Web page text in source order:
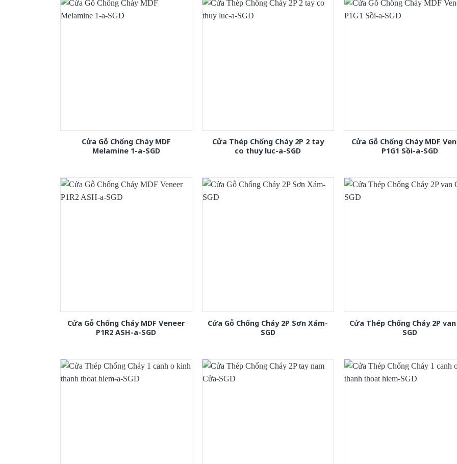
Cửa Gỗ Chống Cháy MDF
Melamine 1-a-SGD
Cửa Thép Chống Cháy 2P 2 tay
co thuy luc-a-SGD
Cửa Gỗ Chống Cháy MDF
P1G1 Sồi-a-SGD
Cửa Gỗ Chống Cháy MDF Veneer
P1R2 ASH-a-SGD
Cửa Gỗ Chống Cháy 2P Sơn Xám-
SGD
Cửa Thép Chống Cháy 2P
SGD